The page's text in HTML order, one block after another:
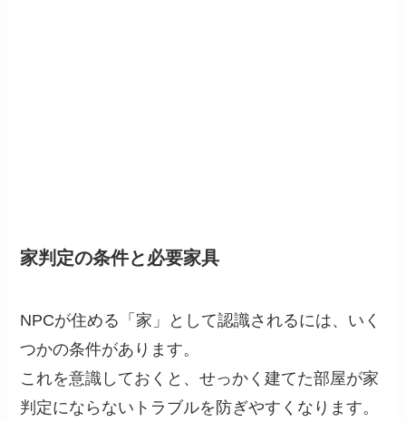
家判定の条件と必要家具
NPCが住める「家」として認識されるには、いく
つかの条件があります。
これを意識しておくと、せっかく建てた部屋が家
判定にならないトラブルを防ぎやすくなります。